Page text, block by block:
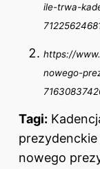
ile-trwa-
https://
nowego-
Tagi:
nowego